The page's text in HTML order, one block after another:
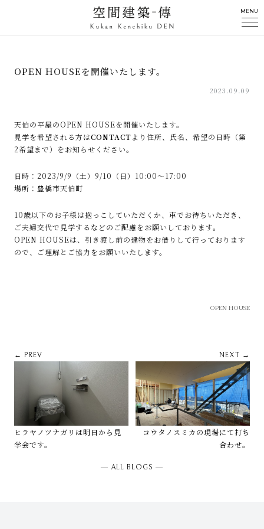
MENU
OPEN HOUSEを開催いたします。
2023.09.09
天伯の平屋のOPEN HOUSEを開催いたします。
見学を希望される方はCONTACTより住所、氏名、希望の日時（第
2希望まで）をお知らせください。
日時：2023/9/9（土）9/10（日）10:00～17:00
場所：豊橋市天伯町
10歳以下のお子様は抱っこしていただくか、車でお待ちいただき、
ご夫婦交代で見学するなどのご配慮をお願いしております。
OPEN HOUSEは、引き渡し前の建物をお借りして行っております
ので、ご理解とご協力をお願いいたします。
OPEN HOUSE
← PREV
ヒラヤノツナガリは明日から見
学会です。
NEXT →
コウタノスミカの現場にて打ち
合わせ。
― ALL BLOGS ―